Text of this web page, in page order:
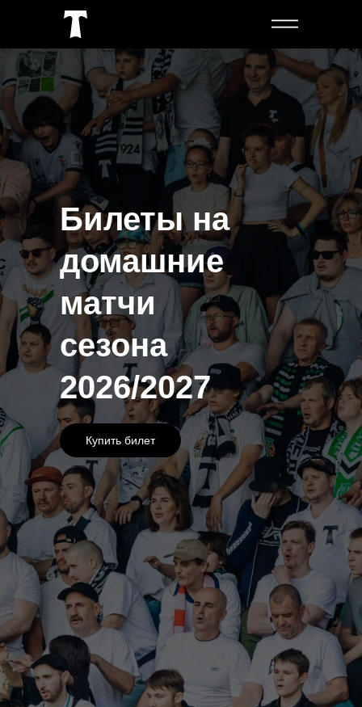
Билеты на
домашние
матчи
сезона
2026/2027
Купить билет